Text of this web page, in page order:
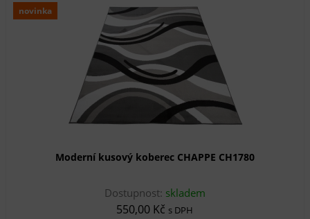
novinka
Moderní kusový koberec CHAPPE CH1780
Dostupnost: skladem
550,00 Kč s DPH